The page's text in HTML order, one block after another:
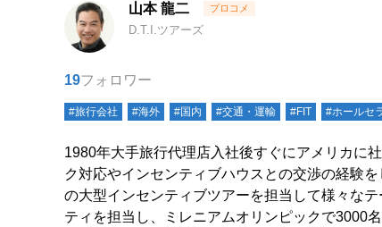
山本 龍二
D.T.I.ツアーズ
19フォロワー
#旅行会社 #海外 #国内 #交通・運輸 #FIT #ホールセ
1980年大手旅行代理店入社後すぐにアメリカに
ク対応やインセンティブハウスとの交渉の経験
の大型インセンティブツアーを担当して様々な
ティを担当し、ミレニアムオリンピックで3000